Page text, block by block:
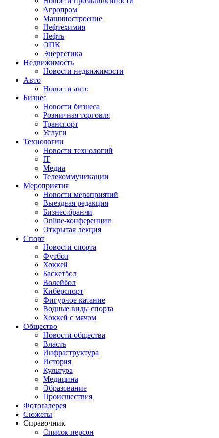
Агропром
Машиностроение
Нефтехимия
Нефть
ОПК
Энергетика
Недвижимость
Новости недвижимости
Авто
Новости авто
Бизнес
Новости бизнеса
Розничная торговля
Транспорт
Услуги
Технологии
Новости технологий
IT
Медиа
Телекоммуникации
Мероприятия
Новости мероприятий
Выездная редакция
Бизнес-бранчи
Online-конференции
Открытая лекция
Спорт
Новости спорта
Футбол
Хоккей
Баскетбол
Волейбол
Киберспорт
Фигурное катание
Водные виды спорта
Хоккей с мячом
Общество
Новости общества
Власть
Инфраструктура
История
Культура
Медицина
Образование
Происшествия
Фотогалерея
Сюжеты
Справочник
Список персон